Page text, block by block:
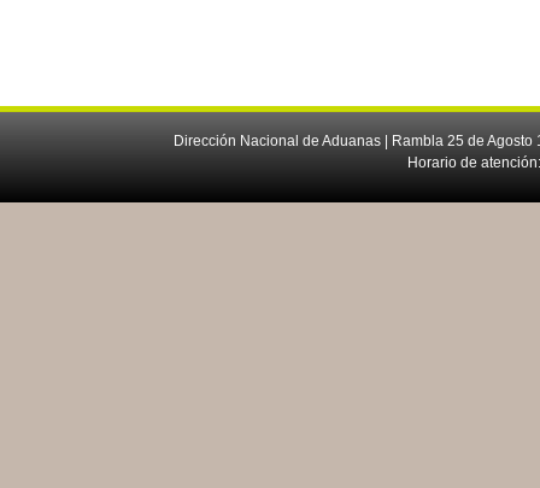
Dirección Nacional de Aduanas | Rambla 25 de
Horario de